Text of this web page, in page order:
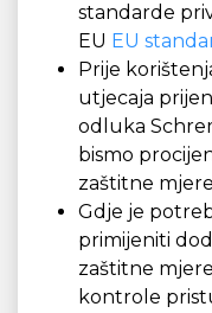
standarde
EU EU
Prije
utjecaja
odluka
bismo
zaštitne
Gdje je
primijeniti
zaštitne
kontrole